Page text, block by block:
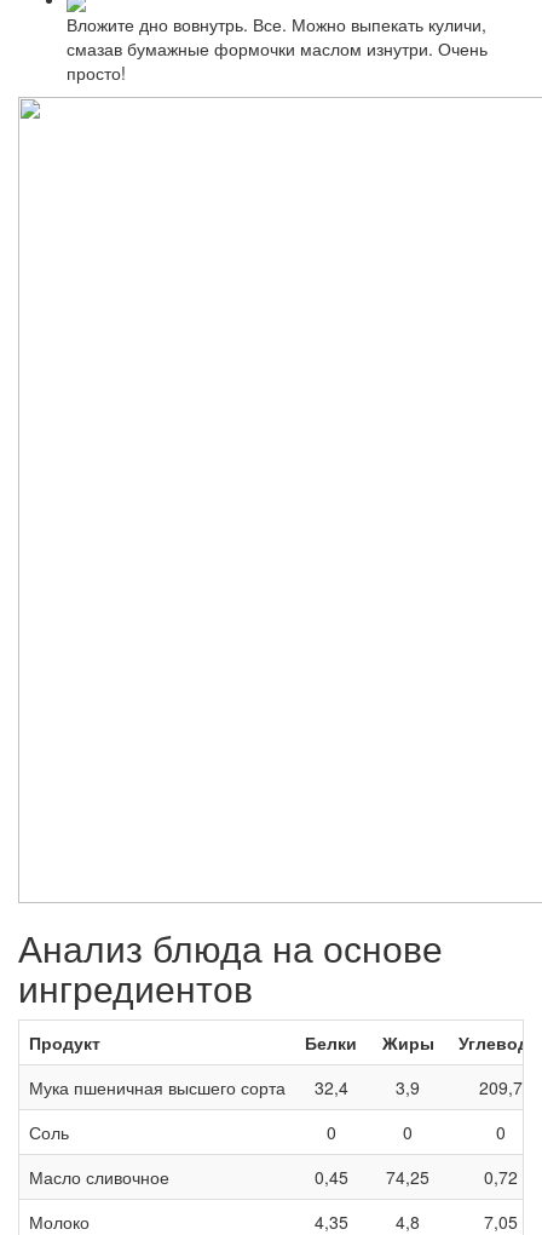
Вложите дно вовнутрь. Все. Можно выпекать куличи,
смазав бумажные формочки маслом изнутри. Очень
просто!
Анализ блюда на основе
ингредиентов
Продукт Белки Жиры
Углеводы
Мука пшеничная высшего сорта
32,4 3,9
209,7
Соль
0 0
0
Масло сливочное
0,45 74,25
0,72
Молоко
4,35 4,8
7,05